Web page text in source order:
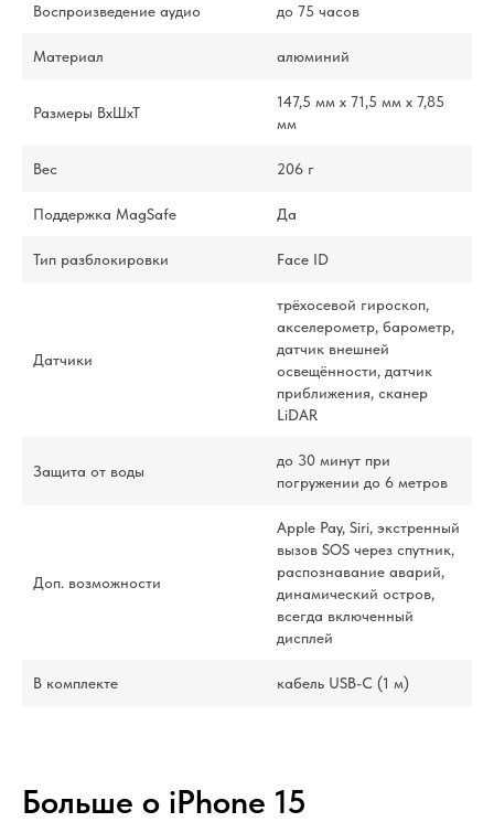
Воспроизведение аудио до 75 часов
Материал алюминий
Размеры ВхШхТ
147,5 мм x 71,5 мм x 7,85
мм
Вес 206 г
Поддержка MagSafe Да
Тип разблокировки Face ID
Датчики
трёхосевой гироскоп,
акселерометр, барометр,
датчик внешней
освещённости, датчик
приближения, сканер
LiDAR
Защита от воды
до 30 минут при
погружении до 6 метров
Доп. возможности
Apple Pay, Siri, экстренный
вызов SOS через спутник,
распознавание аварий,
динамический остров,
всегда включенный
дисплей
В комплекте кабель USB-С (1 м)
Больше о iPhone 15